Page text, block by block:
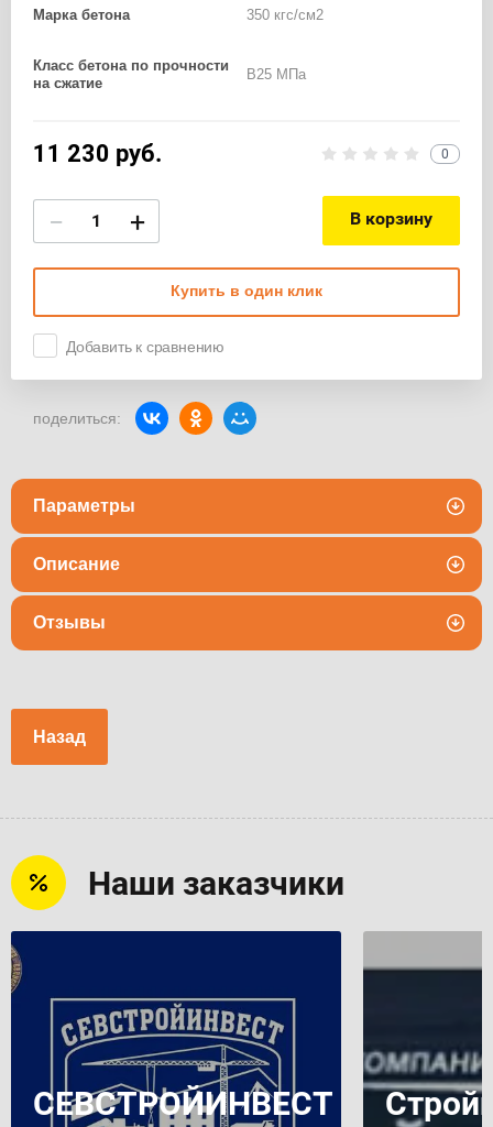
Марка бетона 350 кгс/см2
Класс бетона по прочности
на сжатие
B25 МПа
11 230 руб. 0
− + В корзину
Купить в один клик
Добавить к сравнению
поделиться:
Параметры
Описание
Отзывы
Назад
Наши заказчики
СЕВСТРОЙИНВЕСТ